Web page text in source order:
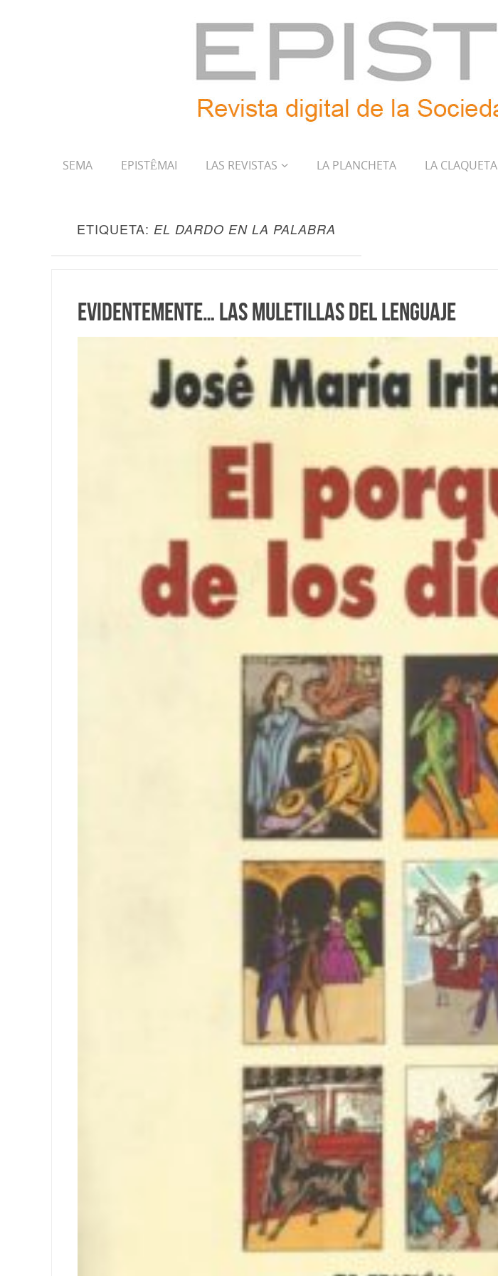
SEMA EPISTÊMAI LAS REVISTAS LA PLANCHETA LA CLAQUETA
ETIQUETA: EL DARDO EN LA PALABRA
Evidentemente… Las muletillas del lenguaje